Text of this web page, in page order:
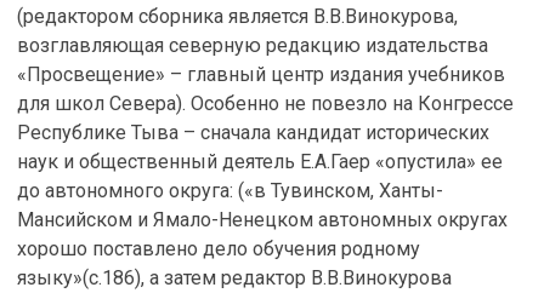
(редактором сборника является В.В.Винокурова,
возглавляющая северную редакцию издательства
«Просвещение» – главный центр издания учебников
для школ Севера). Особенно не повезло на Конгрессе
Республике Тыва – сначала кандидат исторических
наук и общественный деятель Е.А.Гаер «опустила» ее
до автономного округа: («в Тувинском, Ханты-
Мансийском и Ямало-Ненецком автономных округах
хорошо поставлено дело обучения родному
языку»(с.186), а затем редактор В.В.Винокурова